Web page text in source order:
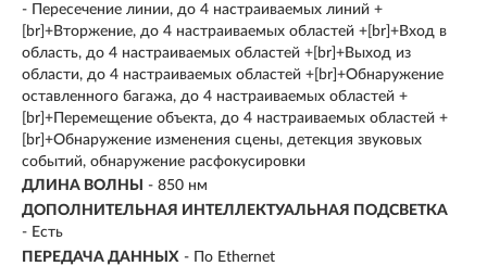
- Пересечение линии, до 4 настраиваемых линий +
[br]+Вторжение, до 4 настраиваемых областей +[br]+Вход в
область, до 4 настраиваемых областей +[br]+Выход из
области, до 4 настраиваемых областей +[br]+Обнаружение
оставленного багажа, до 4 настраиваемых областей +
[br]+Перемещение объекта, до 4 настраиваемых областей +
[br]+Обнаружение изменения сцены, детекция звуковых
событий, обнаружение расфокусировки
ДЛИНА ВОЛНЫ
- 850 нм
ДОПОЛНИТЕЛЬНАЯ ИНТЕЛЛЕКТУАЛЬНАЯ ПОДСВЕТКА
- Есть
ПЕРЕДАЧА ДАННЫХ - По Ethernet